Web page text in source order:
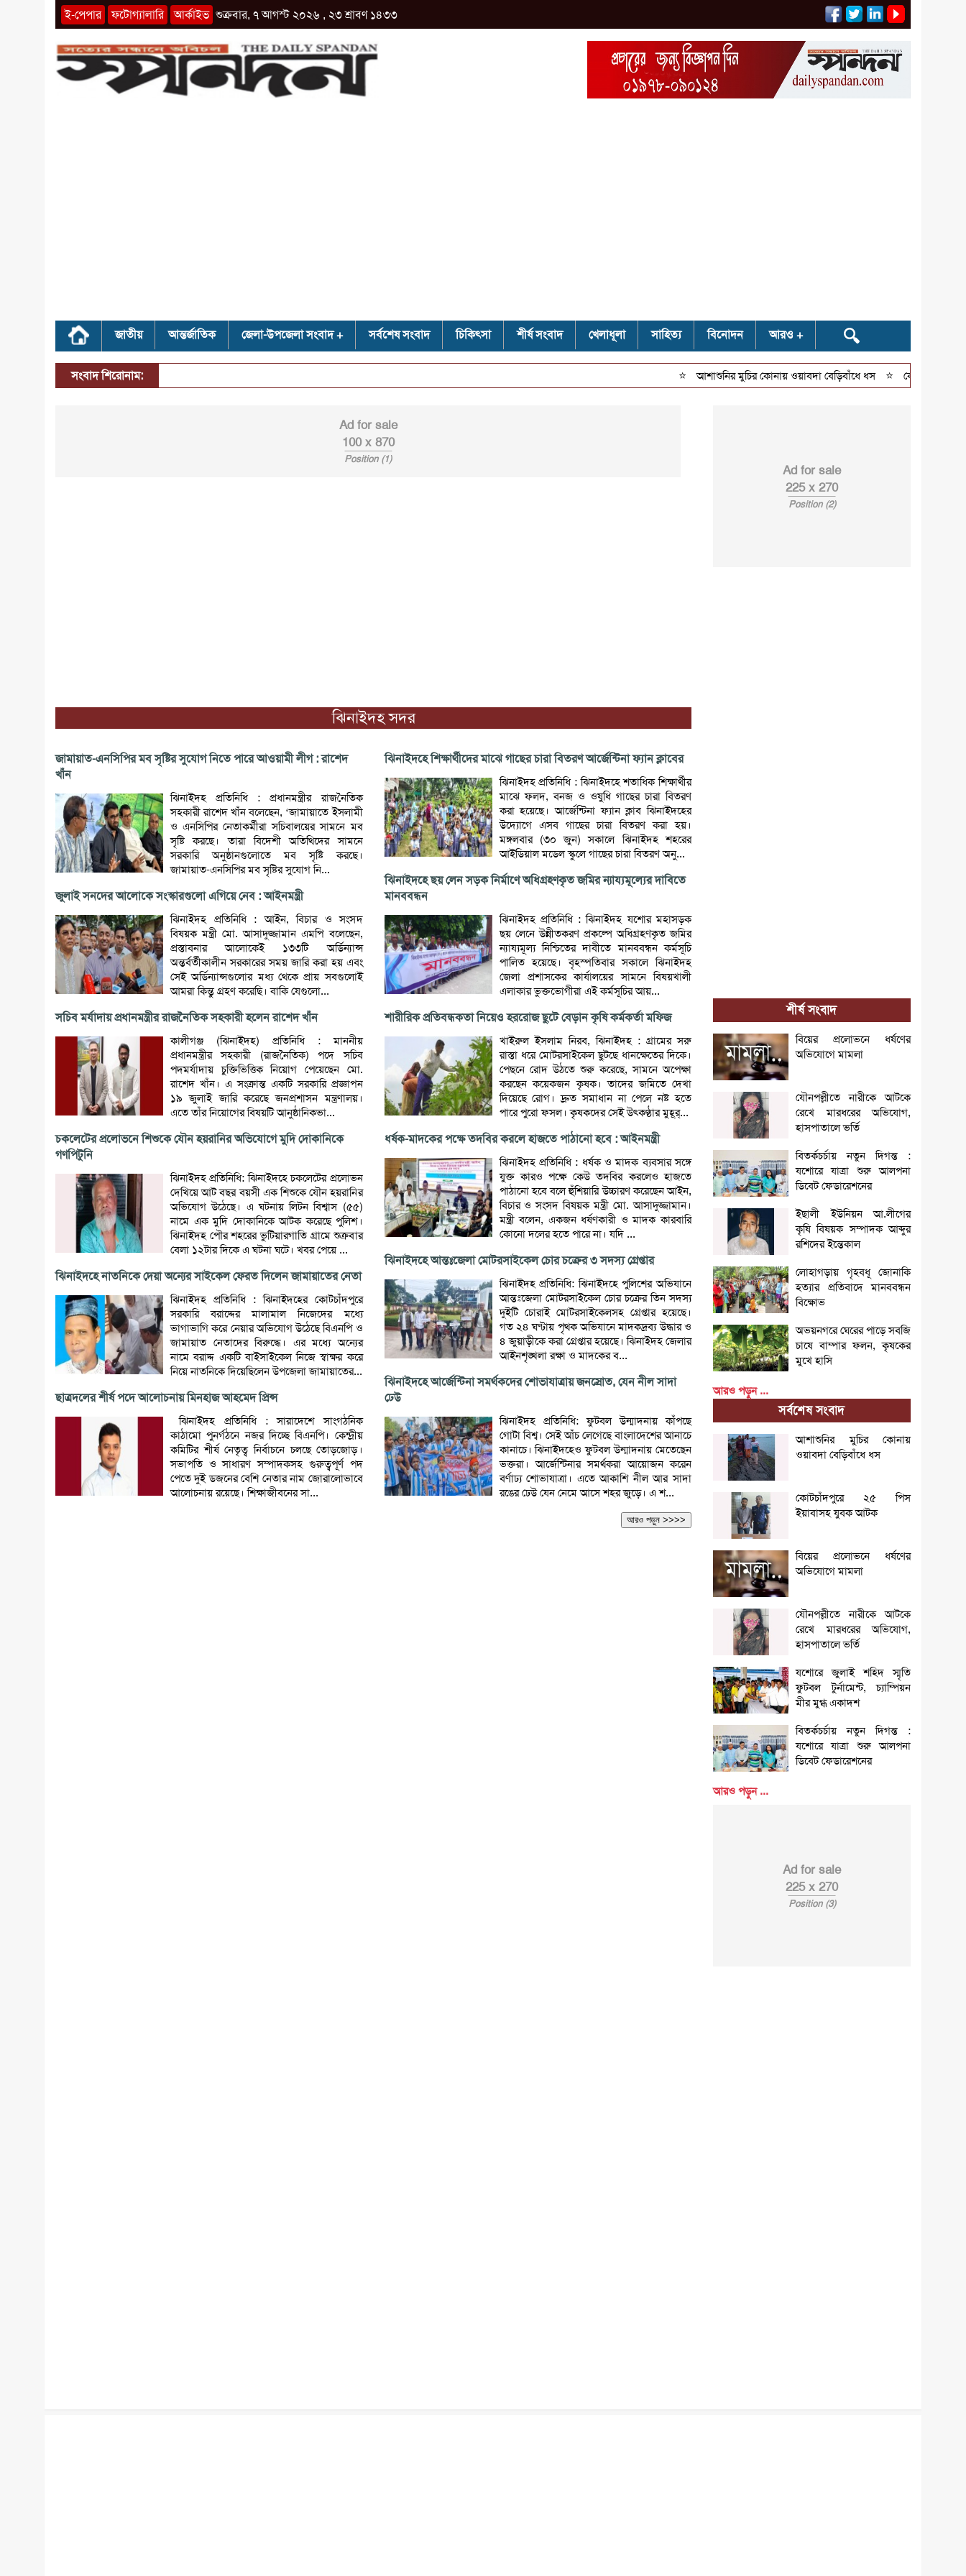
ই-পেপার ফটোগ্যালারি আর্কাইভ শুক্রবার, ৭ আগস্ট ২০২৬ , ২৩ শ্রাবণ ১৪৩৩
জাতীয় আন্তর্জাতিক জেলা-উপজেলা সংবাদ সর্বশেষ সংবাদ চিকিৎসা শীর্ষ সংবাদ খেলাধূলা সাহিত্য বিনোদন আরও 🔍
সংবাদ শিরোনাম: আশাশুনির মুচির কোনায় ওয়াবদা বেড়িবাঁধে ধস ⭐ কোটচাঁদপুরে ২৫ পিস
Ad for sale
100 x 870
Position (1)
ঝিনাইদহ সদর
জামায়াত-এনসিপির মব সৃষ্টির সুযোগ নিতে পারে আওয়ামী লীগ : রাশেদ
খাঁন
ঝিনাইদহ প্রতিনিধি : প্রধানমন্ত্রীর রাজনৈতিক
সহকারী রাশেদ খাঁন বলেছেন, ‘জামায়াতে ইসলামী
ও এনসিপির নেতাকর্মীরা সচিবালয়ের সামনে মব
সৃষ্টি করছে। তারা বিদেশী অতিথিদের সামনে
সরকারি অনুষ্ঠানগুলোতে মব সৃষ্টি করছে।
জামায়াত-এনসিপির মব সৃষ্টির সুযোগ নি...
জুলাই সনদের আলোকে সংস্কারগুলো এগিয়ে নেব : আইনমন্ত্রী
ঝিনাইদহ প্রতিনিধি : আইন, বিচার ও সংসদ
বিষয়ক মন্ত্রী মো. আসাদুজ্জামান এমপি বলেছেন,
প্রস্তাবনার আলোকেই ১৩৩টি অর্ডিন্যান্স
অন্তর্বর্তীকালীন সরকারের সময় জারি করা হয় এবং
সেই অর্ডিন্যান্সগুলোর মধ্য থেকে প্রায় সবগুলোই
আমরা কিন্তু গ্রহণ করেছি। বাকি যেগুলো...
সচিব মর্যাদায় প্রধানমন্ত্রীর রাজনৈতিক সহকারী হলেন রাশেদ খাঁন
কালীগঞ্জ (ঝিনাইদহ) প্রতিনিধি : মাননীয়
প্রধানমন্ত্রীর সহকারী (রাজনৈতিক) পদে সচিব
পদমর্যাদায় চুক্তিভিত্তিক নিয়োগ পেয়েছেন মো.
রাশেদ খাঁন। এ সংক্রান্ত একটি সরকারি প্রজ্ঞাপন
১৯ জুলাই জারি করেছে জনপ্রশাসন মন্ত্রণালয়।
এতে তাঁর নিয়োগের বিষয়টি আনুষ্ঠানিকভা...
চকলেটের প্রলোভনে শিশুকে যৌন হয়রানির অভিযোগে মুদি দোকানিকে
গণপিটুনি
ঝিনাইদহ প্রতিনিধি: ঝিনাইদহে চকলেটের প্রলোভন
দেখিয়ে আট বছর বয়সী এক শিশুকে যৌন হয়রানির
অভিযোগ উঠেছে। এ ঘটনায় লিটন বিশ্বাস (৫৫)
নামে এক মুদি দোকানিকে আটক করেছে পুলিশ।
ঝিনাইদহ পৌর শহরের ভুটিয়ারগাতি গ্রামে শুক্রবার
বেলা ১২টার দিকে এ ঘটনা ঘটে। খবর পেয়ে ...
ঝিনাইদহে নাতনিকে দেয়া অন্যের সাইকেল ফেরত দিলেন জামায়াতের নেতা
ঝিনাইদহ প্রতিনিধি : ঝিনাইদহের কোটচাঁদপুরে
সরকারি বরাদ্দের মালামাল নিজেদের মধ্যে
ভাগাভাগি করে নেয়ার অভিযোগ উঠেছে বিএনপি ও
জামায়াত নেতাদের বিরুদ্ধে। এর মধ্যে অন্যের
নামে বরাদ্দ একটি বাইসাইকেল নিজে স্বাক্ষর করে
নিয়ে নাতনিকে দিয়েছিলেন উপজেলা জামায়াতের...
ছাত্রদলের শীর্ষ পদে আলোচনায় মিনহাজ আহমেদ প্রিন্স
ঝিনাইদহ প্রতিনিধি : সারাদেশে সাংগঠনিক
কাঠামো পুনর্গঠনে নজর দিচ্ছে বিএনপি। কেন্দ্রীয়
কমিটির শীর্ষ নেতৃত্ব নির্বাচনে চলছে তোড়জোড়।
সভাপতি ও সাধারণ সম্পাদকসহ গুরুত্বপূর্ণ পদ
পেতে দুই ডজনের বেশি নেতার নাম জোরালোভাবে
আলোচনায় রয়েছে। শিক্ষাজীবনের সা...
ঝিনাইদহে শিক্ষার্থীদের মাঝে গাছের চারা বিতরণ আর্জেন্টিনা ফ্যান ক্লাবের
ঝিনাইদহ প্রতিনিধি : ঝিনাইদহে শতাধিক শিক্ষার্থীর
মাঝে ফলদ, বনজ ও ওষুধি গাছের চারা বিতরণ
করা হয়েছে। আর্জেন্টিনা ফ্যান ক্লাব ঝিনাইদহের
উদ্যোগে এসব গাছের চারা বিতরণ করা হয়।
মঙ্গলবার (৩০ জুন) সকালে ঝিনাইদহ শহরের
আইডিয়াল মডেল স্কুলে গাছের চারা বিতরণ অনু...
ঝিনাইদহে ছয় লেন সড়ক নির্মাণে অধিগ্রহণকৃত জমির ন্যায্যমূল্যের দাবিতে
মানববন্ধন
ঝিনাইদহ প্রতিনিধি : ঝিনাইদহ যশোর মহাসড়ক
ছয় লেনে উন্নীতকরণ প্রকল্পে অধিগ্রহণকৃত জমির
ন্যায্যমূল্য নিশ্চিতের দাবীতে মানববন্ধন কর্মসূচি
পালিত হয়েছে। বৃহস্পতিবার সকালে ঝিনাইদহ
জেলা প্রশাসকের কার্যালয়ের সামনে বিষয়খালী
এলাকার ভুক্তভোগীরা এই কর্মসূচির আয়...
শারীরিক প্রতিবন্ধকতা নিয়েও হররোজ ছুটে বেড়ান কৃষি কর্মকর্তা মফিজ
খাইরুল ইসলাম নিরব, ঝিনাইদহ : গ্রামের সরু
রাস্তা ধরে মোটরসাইকেল ছুটছে ধানক্ষেতের দিকে।
পেছনে রোদ উঠতে শুরু করেছে, সামনে অপেক্ষা
করছেন কয়েকজন কৃষক। তাদের জমিতে দেখা
দিয়েছে রোগ। দ্রুত সমাধান না পেলে নষ্ট হতে
পারে পুরো ফসল। কৃষকদের সেই উৎকণ্ঠার মুহূর্...
ধর্ষক-মাদকের পক্ষে তদবির করলে হাজতে পাঠানো হবে : আইনমন্ত্রী
ঝিনাইদহ প্রতিনিধি : ধর্ষক ও মাদক ব্যবসার সঙ্গে
যুক্ত কারও পক্ষে কেউ তদবির করলেও হাজতে
পাঠানো হবে বলে হুঁশিয়ারি উচ্চারণ করেছেন আইন,
বিচার ও সংসদ বিষয়ক মন্ত্রী মো. আসাদুজ্জামান।
মন্ত্রী বলেন, একজন ধর্ষণকারী ও মাদক কারবারি
কোনো দলের হতে পারে না। যদি ...
ঝিনাইদহে আন্তঃজেলা মোটরসাইকেল চোর চক্রের ৩ সদস্য গ্রেপ্তার
ঝিনাইদহ প্রতিনিধি: ঝিনাইদহে পুলিশের অভিযানে
আন্তঃজেলা মোটরসাইকেল চোর চক্রের তিন সদস্য
দুইটি চোরাই মোটরসাইকেলসহ গ্রেপ্তার হয়েছে।
গত ২৪ ঘণ্টায় পৃথক অভিযানে মাদকদ্রব্য উদ্ধার ও
৪ জুয়াড়ীকে করা গ্রেপ্তার হয়েছে। ঝিনাইদহ জেলার
আইনশৃঙ্খলা রক্ষা ও মাদকের ব...
ঝিনাইদহে আর্জেন্টিনা সমর্থকদের শোভাযাত্রায় জনস্রোত, যেন নীল সাদা
ঢেউ
ঝিনাইদহ প্রতিনিধি: ফুটবল উন্মাদনায় কাঁপছে
গোটা বিশ্ব। সেই আঁচ লেগেছে বাংলাদেশের আনাচে
কানাচে। ঝিনাইদহেও ফুটবল উন্মাদনায় মেতেছেন
ভক্তরা। আর্জেন্টিনার সমর্থকরা আয়োজন করেন
বর্ণাঢ্য শোভাযাত্রা। এতে আকাশি নীল আর সাদা
রঙের ঢেউ যেন নেমে আসে শহর জুড়ে। এ শ...
আরও পড়ুন >>>>
Ad for sale
225 x 270
Position (2)
শীর্ষ সংবাদ
বিয়ের প্রলোভনে ধর্ষণের
অভিযোগে মামলা
যৌনপল্লীতে নারীকে আটকে
রেখে মারধরের অভিযোগ,
হাসপাতালে ভর্তি
বিতর্কচর্চায় নতুন দিগন্ত :
যশোরে যাত্রা শুরু আলপনা
ডিবেট ফেডারেশনের
ইছালী ইউনিয়ন আ.লীগের
কৃষি বিষয়ক সম্পাদক আব্দুর
রশিদের ইন্তেকাল
লোহাগড়ায় গৃহবধূ জোনাকি
হত্যার প্রতিবাদে মানববন্ধন
বিক্ষোভ
অভয়নগরে ঘেরের পাড়ে সবজি
চাষে বাম্পার ফলন, কৃষকের
মুখে হাসি
আরও পড়ুন ...
সর্বশেষ সংবাদ
আশাশুনির মুচির কোনায়
ওয়াবদা বেড়িবাঁধে ধস
কোটচাঁদপুরে ২৫ পিস
ইয়াবাসহ যুবক আটক
বিয়ের প্রলোভনে ধর্ষণের
অভিযোগে মামলা
যৌনপল্লীতে নারীকে আটকে
রেখে মারধরের অভিযোগ,
হাসপাতালে ভর্তি
যশোরে জুলাই শহিদ স্মৃতি
ফুটবল টুর্নামেন্ট, চ্যাম্পিয়ন
মীর মুগ্ধ একাদশ
বিতর্কচর্চায় নতুন দিগন্ত :
যশোরে যাত্রা শুরু আলপনা
ডিবেট ফেডারেশনের
আরও পড়ুন ...
Ad for sale
225 x 270
Position (3)